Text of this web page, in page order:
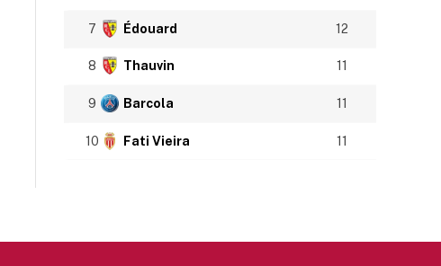
7 Édouard 12
8 Thauvin 11
9 Barcola 11
10 Fati Vieira 11